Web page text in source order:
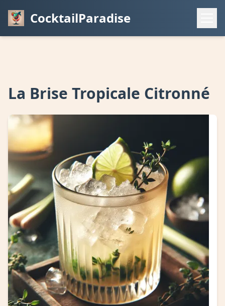
CocktailParadise
La Brise Tropicale Citronné